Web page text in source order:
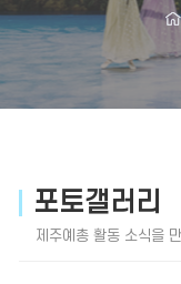
포토갤러리
제주예총 활동 소식을